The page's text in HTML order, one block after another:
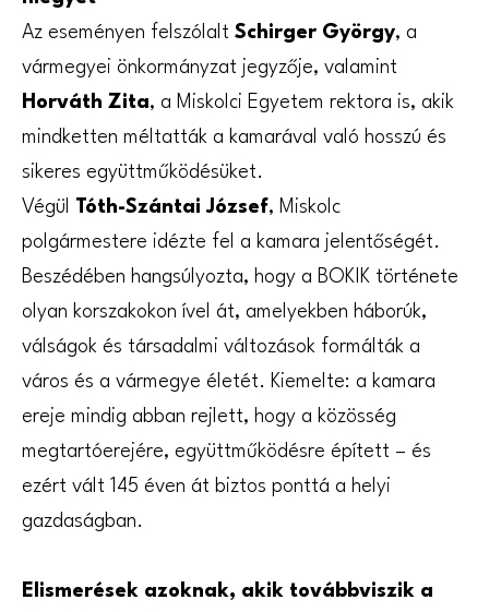
Az eseményen felszólalt Schirger György, a
vármegyei önkormányzat jegyzője, valamint
Horváth Zita, a Miskolci Egyetem rektora is, akik
mindketten méltatták a kamarával való hosszú és
sikeres együttműködésüket.
Végül Tóth-Szántai József, Miskolc
polgármestere idézte fel a kamara jelentőségét.
Beszédében hangsúlyozta, hogy a BOKIK története
olyan korszakokon ível át, amelyekben háborúk,
válságok és társadalmi változások formálták a
város és a vármegye életét. Kiemelte: a kamara
ereje mindig abban rejlett, hogy a közösség
megtartóerejére, együttműködésre épített – és
ezért vált 145 éven át biztos ponttá a helyi
gazdaságban.
Elismerések azoknak, akik továbbviszik a